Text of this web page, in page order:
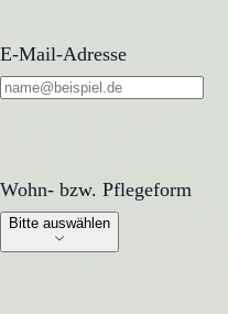
E-Mail-Adresse
Wohn- bzw. Pflegeform
Wohn- bzw. Pflegeform
Bitte auswählen